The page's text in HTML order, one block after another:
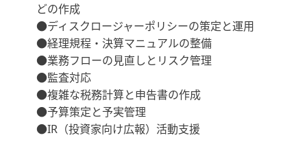
どの作成
●ディスクロージャーポリシーの策定と運用
●経理規程・決算マニュアルの整備
●業務フローの見直しとリスク管理
●監査対応
●複雑な税務計算と申告書の作成
●予算策定と予実管理
●IR（投資家向け広報）活動支援